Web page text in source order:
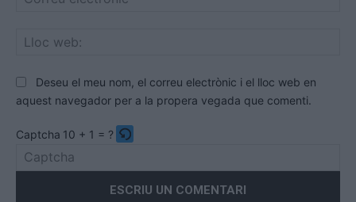
Deseu el meu nom, el correu electrònic i el lloc web en
aquest navegador per a la propera vegada que comenti.
Captcha 10 + 1 = ?